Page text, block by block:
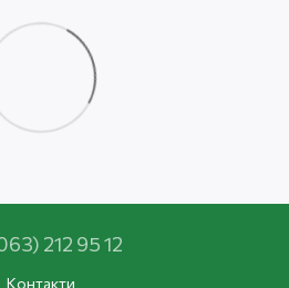
212 95 12
Контакти